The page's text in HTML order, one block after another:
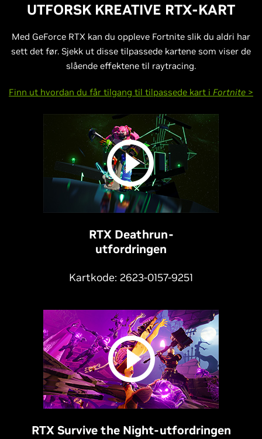
UTFORSK KREATIVE RTX-KART
Med GeForce RTX kan du oppleve Fortnite slik du aldri har
sett det før. Sjekk ut disse tilpassede kartene som viser de
slående effektene til raytracing.
Finn ut hvordan du får tilgang til tilpassede kart i Fortnite >
RTX Deathrun-
utfordringen
Kartkode: 2623-0157-9251
RTX Survive the Night-utfordringen